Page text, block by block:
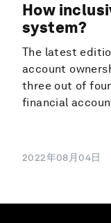
How
system?
The latest
account
three out of
financial
2022年08月04日